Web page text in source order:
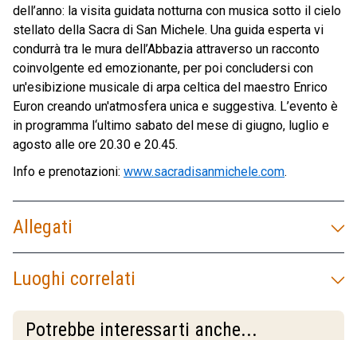
dell’anno: la visita guidata notturna con musica sotto il cielo
stellato della Sacra di San Michele. Una guida esperta vi
condurrà tra le mura dell’Abbazia attraverso un racconto
coinvolgente ed emozionante, per poi concludersi con
un'esibizione musicale di arpa celtica del maestro Enrico
Euron creando un'atmosfera unica e suggestiva. L’evento è
in programma l‘ultimo sabato del mese di giugno, luglio e
agosto alle ore 20.30 e 20.45.
Info e prenotazioni: www.sacradisanmichele.com.
Allegati
Luoghi correlati
Potrebbe interessarti anche...